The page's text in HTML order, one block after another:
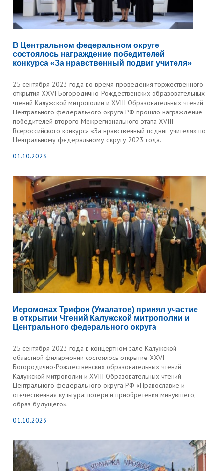
В Центральном федеральном округе
состоялось награждение победителей
конкурса «За нравственный подвиг учителя»
25 сентября 2023 года во время проведения торжественного
открытия XXVI Богородично-Рождественских образовательных
чтений Калужской митрополии и XVIII Образовательных чтений
Центрального федерального округа РФ прошло награждение
победителей второго Межрегионального этапа XVIII
Всероссийского конкурса «За нравственный подвиг учителя» по
Центральному федеральному округу 2023 года.
01.10.2023
Иеромонах Трифон (Умалатов) принял участие
в открытии Чтений Калужской митрополии и
Центрального федерального округа
25 сентября 2023 года в концертном зале Калужской
областной филармонии состоялось открытие XXVI
Богородично-Рождественских образовательных чтений
Калужской митрополии и XVIII Образовательных чтений
Центрального федерального округа РФ «Православие и
отечественная культура: потери и приобретения минувшего,
образ будущего».
01.10.2023